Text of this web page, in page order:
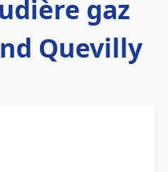
gaz
Quevilly